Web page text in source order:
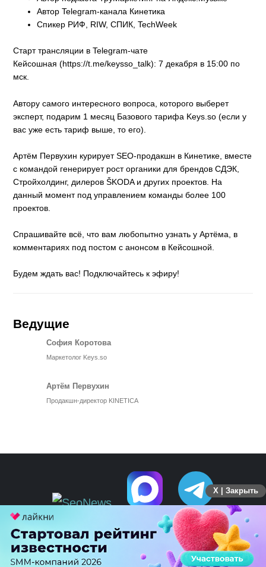
Автор Telegram-канала Кинетика
Спикер РИФ, RIW, СПИК, TechWeek
Старт трансляции в Telegram-чате
Кейсошная (https://t.me/keysso_talk): 7 декабря в 15:00 по
мск.
Автору самого интересного вопроса, которого выберет
эксперт, подарим 1 месяц Базового тарифа Keys.so (если у
вас уже есть тариф выше, то его).
Артём Первухин курирует SEO-продакшн в Кинетике, вместе
с командой генерирует рост органики для брендов СДЭК,
Стройхолдинг, дилеров ŠKODA и других проектов. На
данный момент под управлением команды более 100
проектов.
Спрашивайте всё, что вам любопытно узнать у Артёма, в
комментариях под постом с анонсом в Кейсошной.
Будем ждать вас! Подключайтесь к эфиру!
Ведущие
София Коротова
Маркетолог Keys.so
Артём Первухин
Продакшн-директор KINETICA
X | Закрыть
ПЕРЕЙТИ НА ПОЛНУЮ ВЕРСИЮ
© SEOnews.ru Все права защищены. 2026